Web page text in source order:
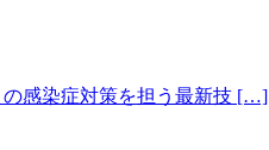
の感染症対策を担う最新技 […]